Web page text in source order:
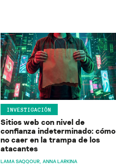
INVESTIGACIÓN
Sitios web con nivel de
confianza indeterminado: cómo
no caer en la trampa de los
atacantes
LAMA SAQQOUR ANNA LARKINA